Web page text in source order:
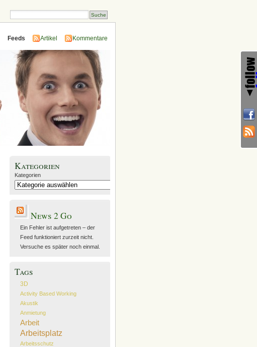
Feeds Artikel Kommentare
Kategorien
Kategorien
News 2 Go
Ein Fehler ist aufgetreten – der
Feed funktioniert zurzeit nicht.
Versuche es später noch einmal.
Tags
3D
Activity Based Working
Akustik
Anmietung
Arbeit
Arbeitsplatz
Arbeitsschutz